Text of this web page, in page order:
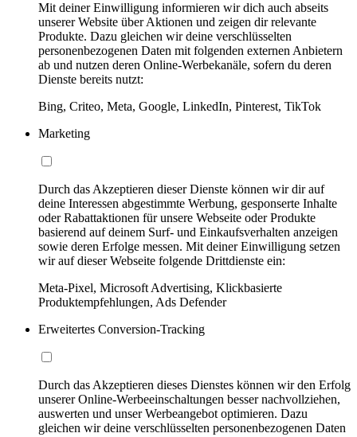
Mit deiner Einwilligung informieren wir dich auch abseits
unserer Website über Aktionen und zeigen dir relevante
Produkte. Dazu gleichen wir deine verschlüsselten
personenbezogenen Daten mit folgenden externen Anbietern
ab und nutzen deren Online-Werbekanäle, sofern du deren
Dienste bereits nutzt:
Bing, Criteo, Meta, Google, LinkedIn, Pinterest, TikTok
Marketing
Durch das Akzeptieren dieser Dienste können wir dir auf
deine Interessen abgestimmte Werbung, gesponserte Inhalte
oder Rabattaktionen für unsere Webseite oder Produkte
basierend auf deinem Surf- und Einkaufsverhalten anzeigen
sowie deren Erfolge messen. Mit deiner Einwilligung setzen
wir auf dieser Webseite folgende Drittdienste ein:
Meta-Pixel, Microsoft Advertising, Klickbasierte
Produktempfehlungen, Ads Defender
Erweitertes Conversion-Tracking
Durch das Akzeptieren dieses Dienstes können wir den Erfolg
unserer Online-Werbeeinschaltungen besser nachvollziehen,
auswerten und unser Werbeangebot optimieren. Dazu
gleichen wir deine verschlüsselten personenbezogenen Daten